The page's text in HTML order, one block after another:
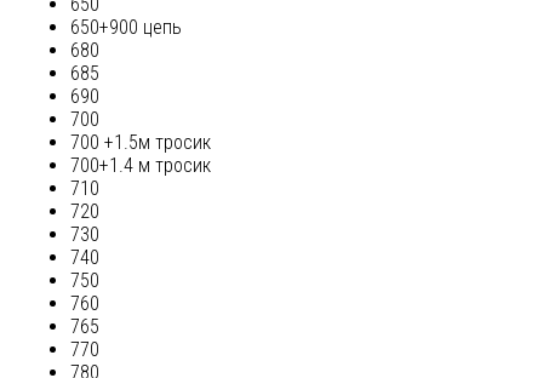
650
650+900 цепь
680
685
690
700
700 +1.5м тросик
700+1.4 м тросик
710
720
730
740
750
760
765
770
780